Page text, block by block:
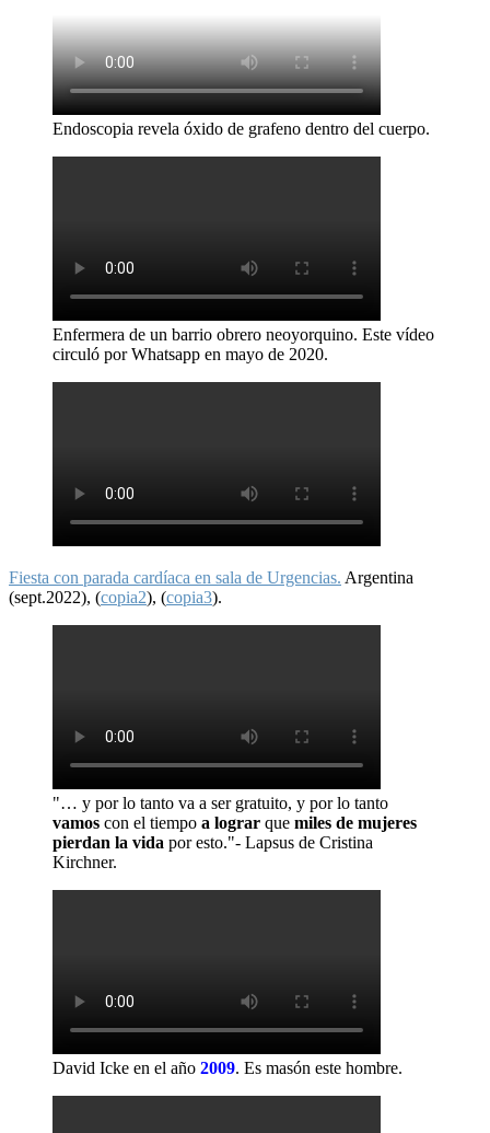
Endoscopia revela óxido de grafeno dentro del cuerpo.
Enfermera de un barrio obrero neoyorquino. Este vídeo
circuló por Whatsapp en mayo de 2020.
Fiesta con parada cardíaca en sala de Urgencias. Argentina
(sept.2022), (copia2), (copia3).
"… y por lo tanto va a ser gratuito, y por lo tanto
vamos con el tiempo a lograr que miles de mujeres
pierdan la vida por esto."- Lapsus de Cristina
Kirchner.
David Icke en el año 2009. Es masón este hombre.